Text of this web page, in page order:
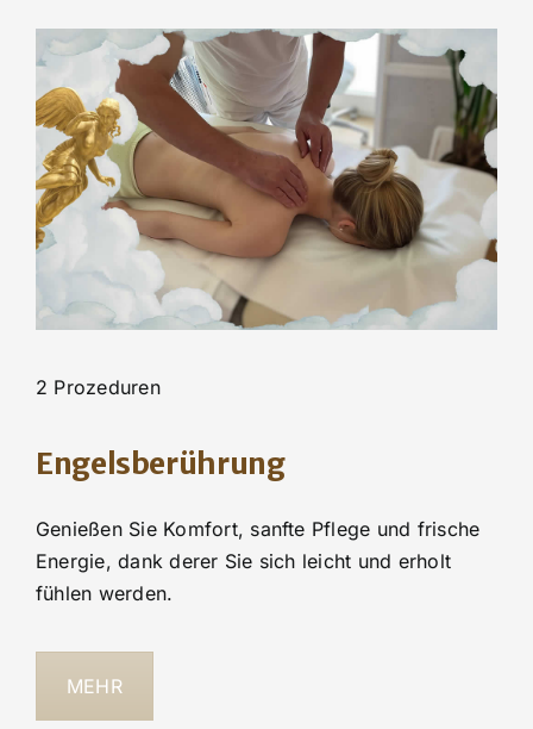
2 Prozeduren
Engelsberührung
Genießen Sie Komfort, sanfte Pflege und frische
Energie, dank derer Sie sich leicht und erholt
fühlen werden.
MEHR